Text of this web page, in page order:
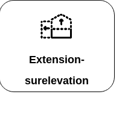
Extension-
surelevation